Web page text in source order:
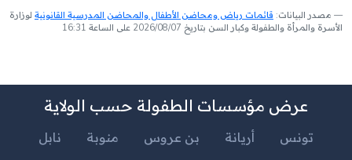
مصدر البيانات: قائمات رياض ومحاضن الأطفال والمحاضن المدرسية القانونية لوزارة
الأسرة والمرأة والطفولة وكبار السن بتاريخ 2026/08/07 على الساعة 16:31
عرض مؤسسات الطفولة حسب الولاية
تونس أريانة بن عروس منوبة
نابل